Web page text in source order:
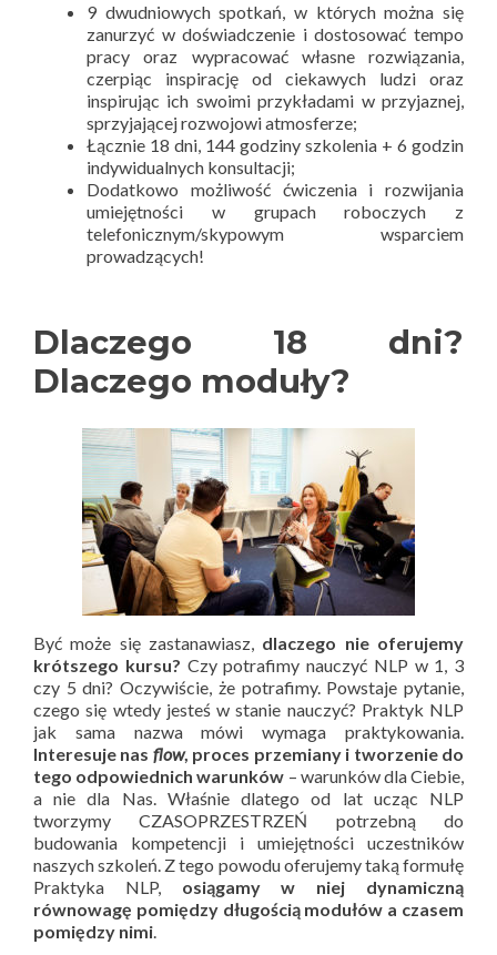
9 dwudniowych spotkań, w których można się
zanurzyć w doświadczenie i dostosować tempo
pracy oraz wypracować własne rozwiązania,
czerpiąc inspirację od ciekawych ludzi oraz
inspirując ich swoimi przykładami w przyjaznej,
sprzyjającej rozwojowi atmosferze;
Łącznie 18 dni, 144 godziny szkolenia + 6 godzin
indywidualnych konsultacji;
Dodatkowo możliwość ćwiczenia i rozwijania
umiejętności w grupach roboczych z
telefonicznym/skypowym wsparciem
prowadzących!
Dlaczego 18 dni?
Dlaczego moduły?
Być może się zastanawiasz, dlaczego nie oferujemy
krótszego kursu? Czy potrafimy nauczyć NLP w 1, 3
czy 5 dni? Oczywiście, że potrafimy. Powstaje pytanie,
czego się wtedy jesteś w stanie nauczyć? Praktyk NLP
jak sama nazwa mówi wymaga praktykowania.
Interesuje nas flow, proces przemiany i tworzenie do
tego odpowiednich warunków – warunków dla Ciebie,
a nie dla Nas. Właśnie dlatego od lat ucząc NLP
tworzymy CZASOPRZESTRZEŃ potrzebną do
budowania kompetencji i umiejętności uczestników
naszych szkoleń. Z tego powodu oferujemy taką formułę
Praktyka NLP, osiągamy w niej dynamiczną
równowagę pomiędzy długością modułów a czasem
pomiędzy nimi.